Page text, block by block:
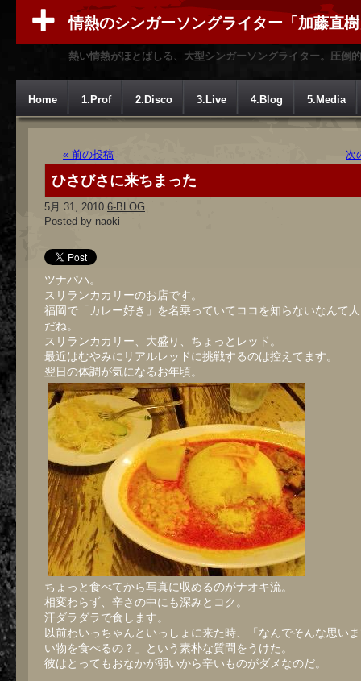
情熱のシンガーソングライター「加藤直
熱い情熱がほとばしる、大型シンガーソングライター。圧倒
Home 1.Prof 2.Disco 3.Live 4.Blog 5.Media
« 前の投稿 次
ひさびさに来ちまった
5月 31, 2010 6-BLOG
Posted by naoki
ツナパハ。
スリランカカリーのお店です。
福岡で「カレー好き」を名乗っていてココを知らないなんて
だね。
スリランカカリー、大盛り、ちょっとレッド。
最近はむやみにリアルレッドに挑戦するのは控えてます。
翌日の体調が気になるお年頃。
ちょっと食べてから写真に収めるのがナオキ流。
相変わらず、辛さの中にも深みとコク。
汗ダラダラで食します。
以前わいっちゃんといっしょに来た時、「なんでそんな思い
い物を食べるの？」という素朴な質問をうけた。
彼はとってもおなかが弱いから辛いものがダメなのだ。